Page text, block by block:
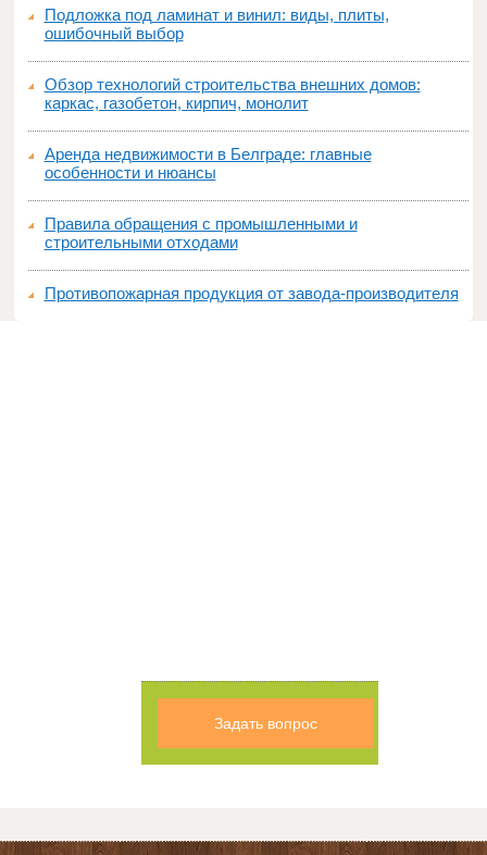
Подложка под ламинат и винил: виды, плиты,
ошибочный выбор
Обзор технологий строительства внешних домов:
каркас, газобетон, кирпич, монолит
Аренда недвижимости в Белграде: главные
особенности и нюансы
Правила обращения с промышленными и
строительными отходами
Противопожарная продукция от завода-производителя
Задать вопрос